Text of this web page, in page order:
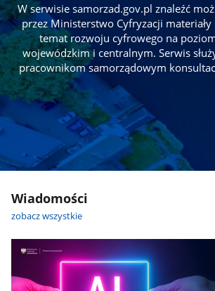
W serwisie samorzad.gov.pl znaleźć
przez Ministerstwo Cyfryzacji
temat rozwoju cyfrowego na
wojewódzkim i centralnym. Serwis
pracownikom samorządowym
Wiadomości
zobacz wszystkie